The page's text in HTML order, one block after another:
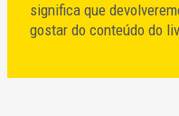
significa que
gostar do conteúdo do